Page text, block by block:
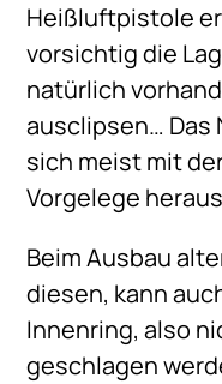
Heißluftpistole
vorsichtig die
natürlich
ausclipsen… Das
sich meist mit
Vorgelege
Beim Ausbau
diesen, kann
Innenring, also
geschlagen